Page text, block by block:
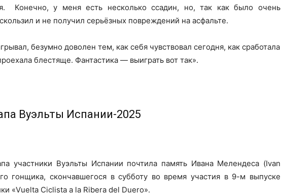
Конечно, у меня есть несколько ссадин, но, так как было очень
и не получил серьёзных повреждений на асфальте.
безумно доволен тем, как себя чувствовал сегодня, как сработала
блестяще. Фантастика — выиграть вот так».
Вуэльты Испании-2025
участники Вуэльты Испании почтила память Ивана Мелендеса (Ivan
гонщика, скончавшегося в субботу во время участия в 9-м выпуске
«Vuelta Ciclista a la Ribera del Duero».